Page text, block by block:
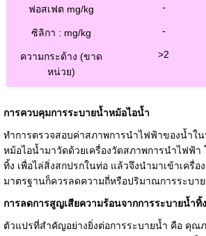
ฟอสเฟต mg/kg -
ซิลิกา : mg/kg -
ความกระด้าง (ขาด
หน่วย)
>2
การควบคุมการระบายน้ำหม้อไอน้ำ
ทำการตรวจสอบค่าสภาพการนำไฟฟ้าของน้ำใ
หม้อไอน้ำมาวัดด้วยเครื่องวัดสภาพการนำไฟฟ้า
ทิ้ง เพื่อไล่สิ่งสกปรกในท่อ แล้วจึงนำมาเข้าเครื่อ
มาตรฐานก็ควรลดความถี่หรือปริมาณการระบาย
การลดการสูญเสียความร้อนจากการระบายน้ำทิ้ง
ตัวแปรที่สำคัญอย่างยิ่งต่อการระบายน้ำ คือ คุณ